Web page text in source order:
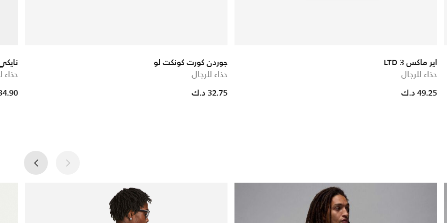
اير ماكس LTD 3
حذاء للرجال
49.25 د.ك
جوردن كورت كونكت لو
حذاء للرجال
32.75 د.ك
حذاء
reduced from
to
34.90